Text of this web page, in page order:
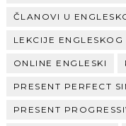
ČLANOVI U
LEKCIJE ENGLESKOG
ONLINE ENGLESKI
PRESENT PERFECT
PRESENT